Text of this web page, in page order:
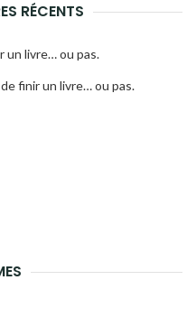
RÉCENTS
un livre… ou pas.
finir un livre… ou pas.